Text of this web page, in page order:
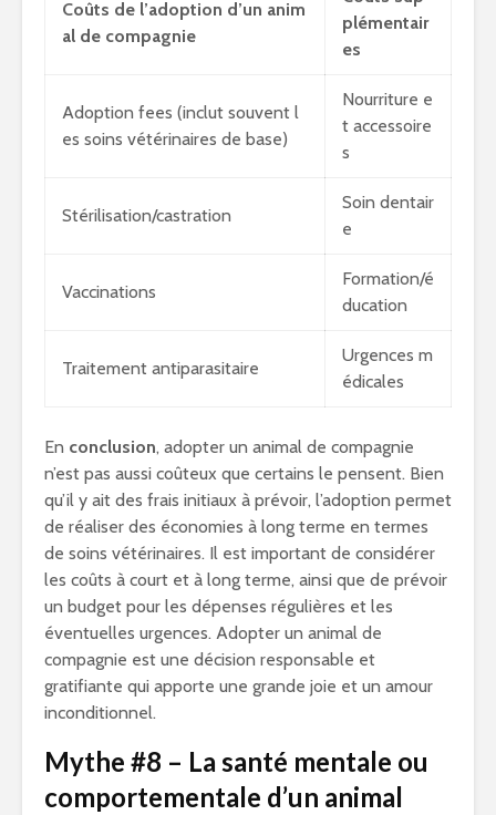
Coûts de l’adoption d’un anim
al de compagnie
plémentair
es
Adoption fees (inclut souvent l
es soins vétérinaires de base)
Nourriture e
t accessoire
s
Stérilisation/castration
Soin dentair
e
Vaccinations
Formation/é
ducation
Traitement antiparasitaire
Urgences m
édicales
En conclusion, adopter un animal de compagnie
n’est pas aussi coûteux que certains le pensent. Bien
qu’il y ait des frais initiaux à prévoir, l’adoption permet
de réaliser des économies à long terme en termes
de soins vétérinaires. Il est important de considérer
les coûts à court et à long terme, ainsi que de prévoir
un budget pour les dépenses régulières et les
éventuelles urgences. Adopter un animal de
compagnie est une décision responsable et
gratifiante qui apporte une grande joie et un amour
inconditionnel.
Mythe #8 – La santé mentale ou
comportementale d’un animal